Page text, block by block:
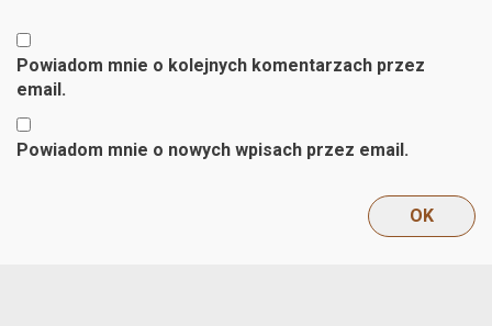
Powiadom mnie o kolejnych komentarzach przez
email.
Powiadom mnie o nowych wpisach przez email.